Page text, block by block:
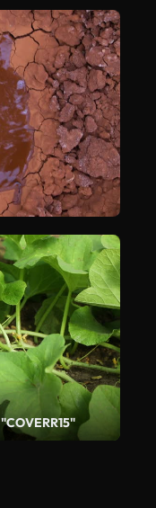
"COVERR15"